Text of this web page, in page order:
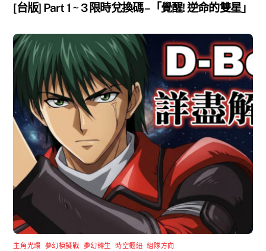
[台版] Part 1 ~ 3 限時兌換碼 –「覺醒! 逆命的雙星」
主角光環 夢幻模擬戰 夢幻轉生 時空樞紐 ,組隊方向